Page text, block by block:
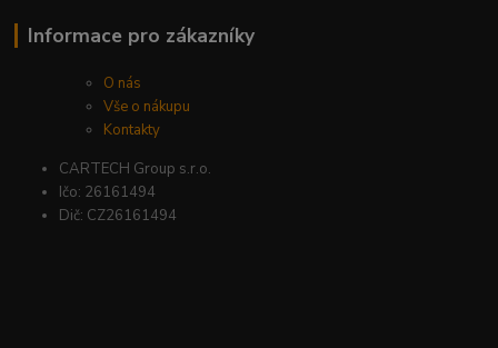
Informace pro zákazníky
O nás
Vše o nákupu
Kontakty
CARTECH Group s.r.o.
Ičo: 26161494
Dič: CZ26161494